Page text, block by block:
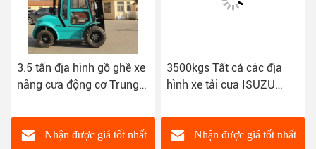
3.5 tấn địa hình gồ ghề xe
nâng cưa động cơ Trung
Swift
Nhận được giá tốt nhất
3500kgs Tất cả các địa
hình xe tải cưa ISUZU
Nhận được giá tốt nhất